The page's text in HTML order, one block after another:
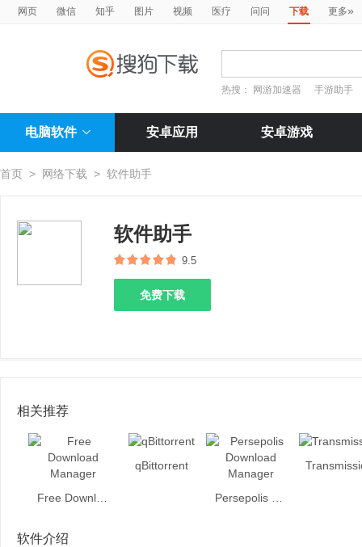
网页 微信 知乎 图片 视频 医疗 问问 下载 更多»
热搜： 网游加速器 手游助手
电脑软件 安卓应用 安卓游戏
首页 > 网络下载 > 软件助手
软件助手
9.5
免费下载
相关推荐
qBittorrent
软件介绍